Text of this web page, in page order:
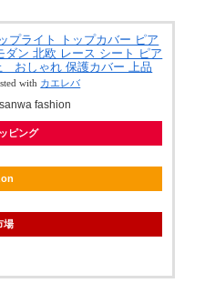
プライト トップカバー ピア
ン 北欧 レース シート ピア
おしゃれ 保護カバー 上品
with カエレバ
sanwa fashion
ピング
場